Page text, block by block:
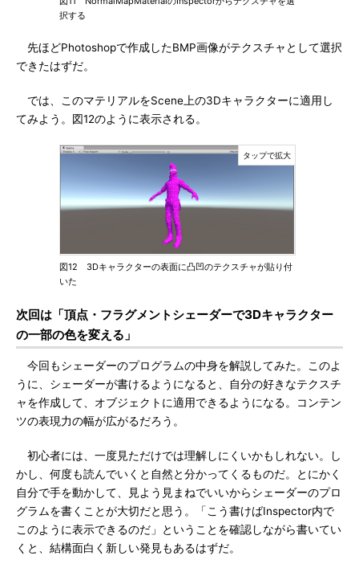
択する
先ほどPhotoshopで作成したBMP画像がテクスチャとして選択
できたはずだ。
では、このマテリアルをScene上の3Dキャラクターに適用し
てみよう。図12のように表示される。
図12 3Dキャラクターの表面に凸凹のテクスチャが貼り付
いた
次回は「頂点・フラグメントシェーダーで3Dキャラクター
の一部の色を変える」
今回もシェーダーのプログラムの中身を解説してみた。このよ
うに、シェーダーが書けるようになると、自分の好きなテクスチ
ャを作成して、オブジェクトに適用できるようになる。コンテン
ツの表現力の幅が広がるだろう。
初心者には、一度見ただけでは理解しにくいかもしれない。し
かし、何度も読んでいくと自然と分かってくるものだ。とにかく
自分で手を動かして、見よう見まねでいいからシェーダーのプロ
グラムを書くことが大切だと思う。「こう書けばInspector内で
このように表示できるのだ」ということを確認しながら書いてい
くと、結構面白く新しい発見もあるはずだ。